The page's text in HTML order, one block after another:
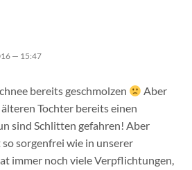
— 15:47
bereits geschmolzen
Aber
Tochter bereits einen
sind Schlitten gefahren! Aber
sorgenfrei wie in unserer
immer noch viele Verpflichtungen,